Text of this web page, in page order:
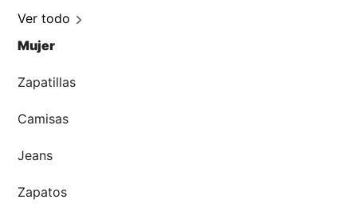
Ver todo
Mujer
Zapatillas
Camisas
Jeans
Zapatos